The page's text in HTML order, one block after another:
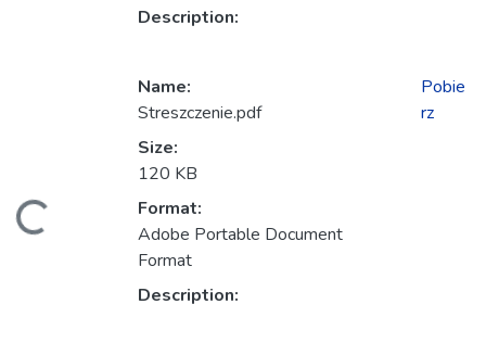
Description:
Name:
Streszczenie.pdf
Size:
120 KB
Format:
Adobe Portable Document
Format
Description:
Pobie
rz